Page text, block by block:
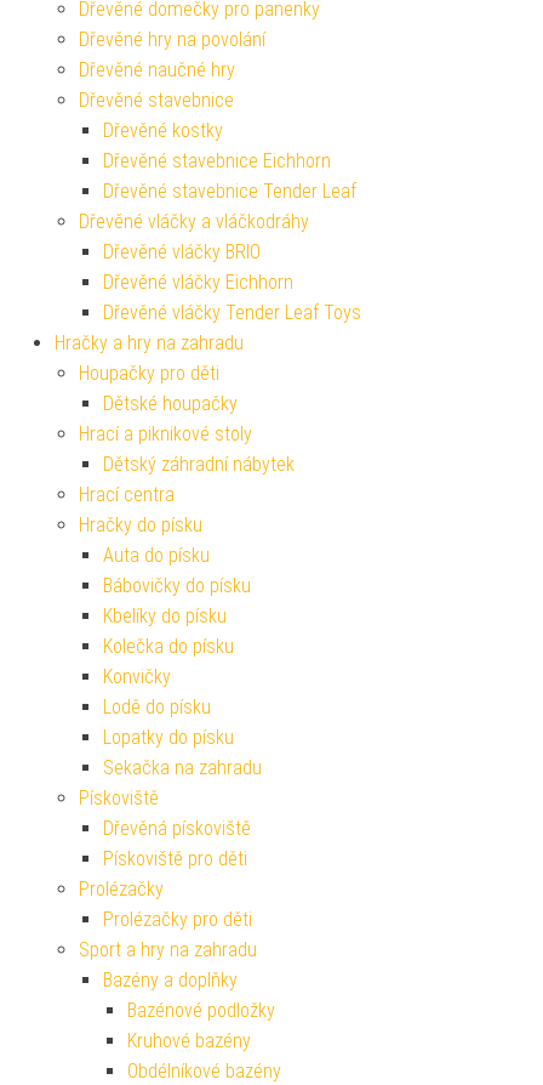
Dřevěné domečky pro panenky
Dřevěné hry na povolání
Dřevěné naučné hry
Dřevěné stavebnice
Dřevěné kostky
Dřevěné stavebnice Eichhorn
Dřevěné stavebnice Tender Leaf
Dřevěné vláčky a vláčkodráhy
Dřevěné vláčky BRIO
Dřevěné vláčky Eichhorn
Dřevěné vláčky Tender Leaf Toys
Hračky a hry na zahradu
Houpačky pro děti
Dětské houpačky
Hrací a piknikové stoly
Dětský záhradní nábytek
Hrací centra
Hračky do písku
Auta do písku
Bábovičky do písku
Kbelíky do písku
Kolečka do písku
Konvičky
Lodě do písku
Lopatky do písku
Sekačka na zahradu
Pískoviště
Dřevěná pískoviště
Pískoviště pro děti
Prolézačky
Prolézačky pro děti
Sport a hry na zahradu
Bazény a doplňky
Bazénové podložky
Kruhové bazény
Obdélníkové bazény